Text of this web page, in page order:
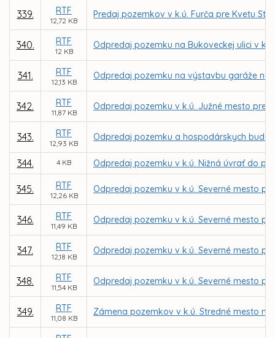
339. RTF
12,72 KB
Predaj pozemkov v k.ú. Furča pre Kvetu
340. RTF
12 KB
Odpredaj pozemku na Bukoveckej ulici v
341. RTF
12,13 KB
Odpredaj pozemku na výstavbu garáže na
342. RTF
11,87 KB
Odpredaj pozemku v k.ú. Južné mesto pre
343. RTF
12,93 KB
Odpredaj pozemku a hospodárskych
344. 4 KB Odpredaj pozemku v k.ú. Nižná úvrať do
345. RTF
12,26 KB
Odpredaj pozemku v k.ú. Severné mesto
346. RTF
11,49 KB
Odpredaj pozemku v k.ú. Severné mesto pre
347. RTF
12,18 KB
Odpredaj pozemku v k.ú. Severné mesto
348. RTF
11,54 KB
Odpredaj pozemku v k.ú. Severné mesto
349. RTF
11,08 KB
Zámena pozemkov v k.ú. Stredné mesto